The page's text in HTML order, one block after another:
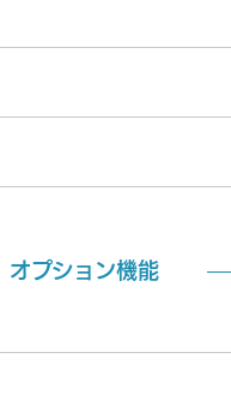
オプション機能